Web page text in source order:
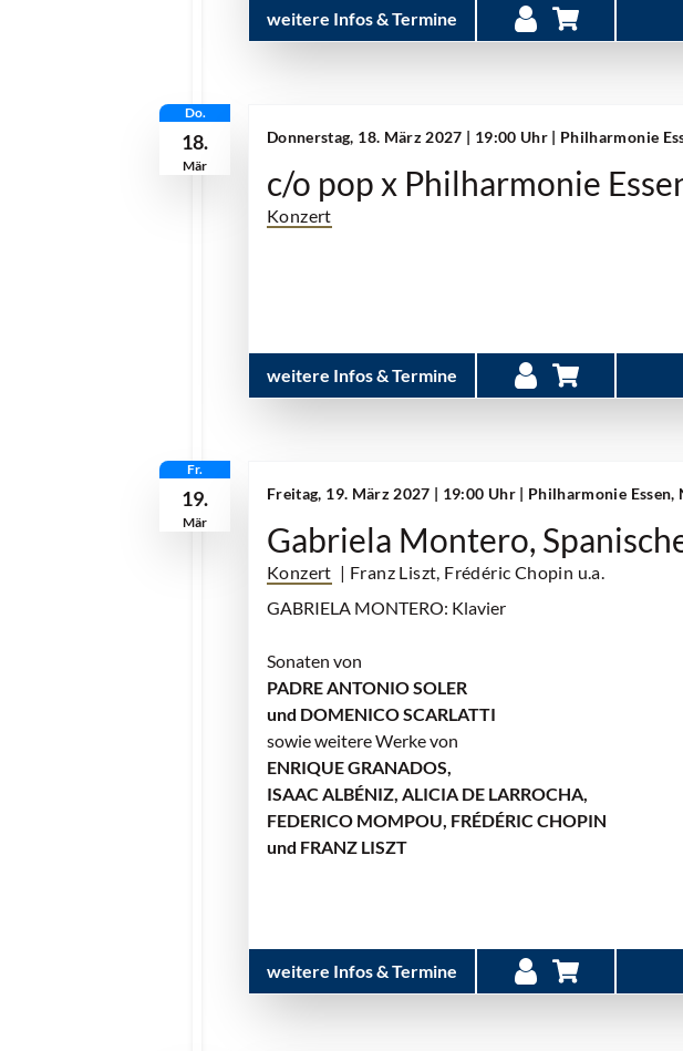
weitere Infos & Termine
Do.
18.
Mär
Donnerstag, 18. März 2027 | 19:00 Uhr | Philharmonie
c/o pop x Philharmonie
Konzert
weitere Infos & Termine
Fr.
19.
Mär
Freitag, 19. März 2027 | 19:00 Uhr | Philharmonie
Gabriela Montero,
Konzert | Franz Liszt, Frédéric Chopin u.a.
GABRIELA MONTERO: Klavier
Sonaten von
PADRE ANTONIO SOLER
und DOMENICO SCARLATTI
sowie weitere Werke von
ENRIQUE GRANADOS,
ISAAC ALBÉNIZ, ALICIA DE LARROCHA,
FEDERICO MOMPOU, FRÉDÉRIC CHOPIN
und FRANZ LISZT
weitere Infos & Termine